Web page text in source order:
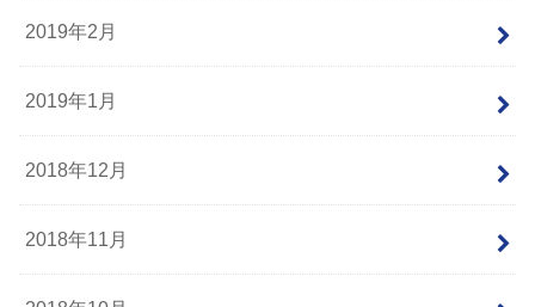
2019年2月
2019年1月
2018年12月
2018年11月